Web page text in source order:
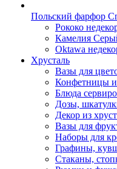
Польский фарфор
Рококо
Камелия
Oktawa
Хрусталь
Вазы для
Конфетницы и
Блюда
Дозы,
Декор из
Вазы для
Наборы для
Графины,
Стаканы,